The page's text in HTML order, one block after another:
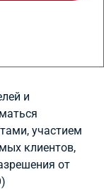
и
участием
клиентов,
от